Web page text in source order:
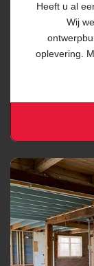
Heeft u al
Wij
oplevering.